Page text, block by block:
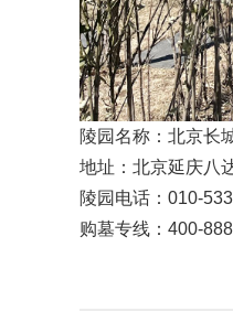
陵园名称：北京长
地址：北京延庆八
陵园电话：010-
购墓专线：400-